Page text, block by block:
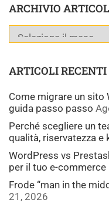
ARCHIVIO
ARTICOLI RECENTI
Come migrare un sito
guida passo passo
Perché scegliere un
qualità, riservatezza e
WordPress vs
per il tuo e-commerce
Frode “man in the
21, 2026